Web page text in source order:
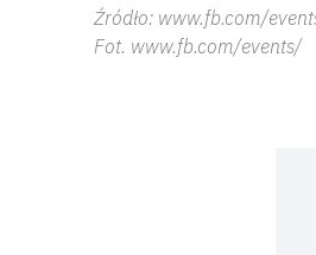
Źródło: www.fb.com/
Fot. www.fb.com/events/